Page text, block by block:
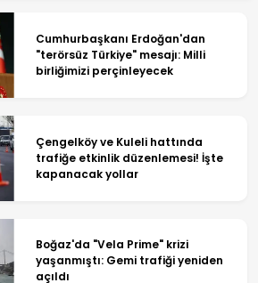
Cumhurbaşkanı Erdoğan'dan
"terörsüz Türkiye" mesajı: Milli
birliğimizi perçinleyecek
Çengelköy ve Kuleli hattında
trafiğe etkinlik düzenlemesi! İşte
kapanacak yollar
Boğaz'da "Vela Prime" krizi
yaşanmıştı: Gemi trafiği yeniden
açıldı